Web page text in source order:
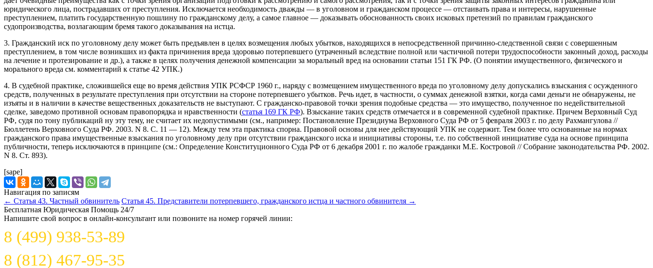
юридического лица, пострадавших от преступления. Исключается необходимость дважды — в уголовном и гражданском процессе — отстаивать права и интересы, нарушенные
преступлением, платить государственную пошлину по гражданскому делу, а самое главное — доказывать обоснованность своих исковых претензий по правилам гражданского
судопроизводства, возлагающим бремя такого доказывания на истца.
3. Гражданский иск по уголовному делу может быть предъявлен в целях возмещения любых убытков, находящихся в непосредственной причинно-следственной связи с совершенным
преступлением, в том числе возникших из факта причинения вреда здоровью потерпевшего (утраченный вследствие полной или частичной потери трудоспособности законный доход, расходы
на лечение и протезирование и др.), а также в целях получения денежной компенсации за моральный вред на основании статьи 151 ГК РФ. (О понятии имущественного, физического и
морального вреда см. комментарий к статье 42 УПК.)
4. В судебной практике, сложившейся еще во время действия УПК РСФСР 1960 г., наряду с возмещением имущественного вреда по уголовному делу допускались взыскания с осужденного
средств, полученных в результате преступления при отсутствии на стороне потерпевшего убытков. Речь идет, в частности, о суммах денежной взятки, когда сами деньги не обнаружены, не
изъяты и в наличии в качестве вещественных доказательств не выступают. С гражданско-правовой точки зрения подобные средства — это имущество, полученное по недействительной
сделке, заведомо противной основам правопорядка и нравственности (статья 169 ГК РФ). Взыскание таких средств отмечается и в современной судебной практике. Причем Верховный Суд
РФ, судя по тону публикаций ну эту тему, не считает их недопустимыми (см., например: Постановление Президиума Верховного Суда РФ от 5 февраля 2003 г. по делу Рахмангулова //
Бюллетень Верховного Суда РФ. 2003. N 8. С. 11 — 12). Между тем эта практика спорна. Правовой основы для нее действующий УПК не содержит. Тем более что основанные на нормах
гражданского права имущественные взыскания по уголовному делу при отсутствии гражданского иска и инициативы стороны, т.е. по собственной инициативе суда на основе принципа
публичности, теперь исключаются в принципе (см.: Определение Конституционного Суда РФ от 6 декабря 2001 г. по жалобе гражданки М.Е. Костровой // Собрание законодательства РФ. 2002.
N 8. Ст. 893).
[sape]
Навигация по записям
← Статья 43. Частный обвинитель Статья 45. Представители потерпевшего, гражданского истца и частного обвинителя →
Бесплатная Юридическая Помощь 24/7
Напишите свой вопрос в онлайн-консультант или позвоните на номер горячей линии:
8 (499) 938-53-89
8 (812) 467-95-35